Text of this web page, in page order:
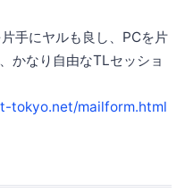
手にヤルも良し、PCを片
かなり自由なTLセッショ
tokyo.net/mailform.html